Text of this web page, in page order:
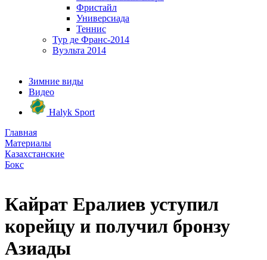
Фристайл
Универсиада
Теннис
Тур де Франс-2014
Вуэльта 2014
Зимние виды
Видео
Halyk Sport
Главная
Материалы
Казахстанские
Бокс
Кайрат Ералиев уступил
корейцу и получил бронзу
Азиады